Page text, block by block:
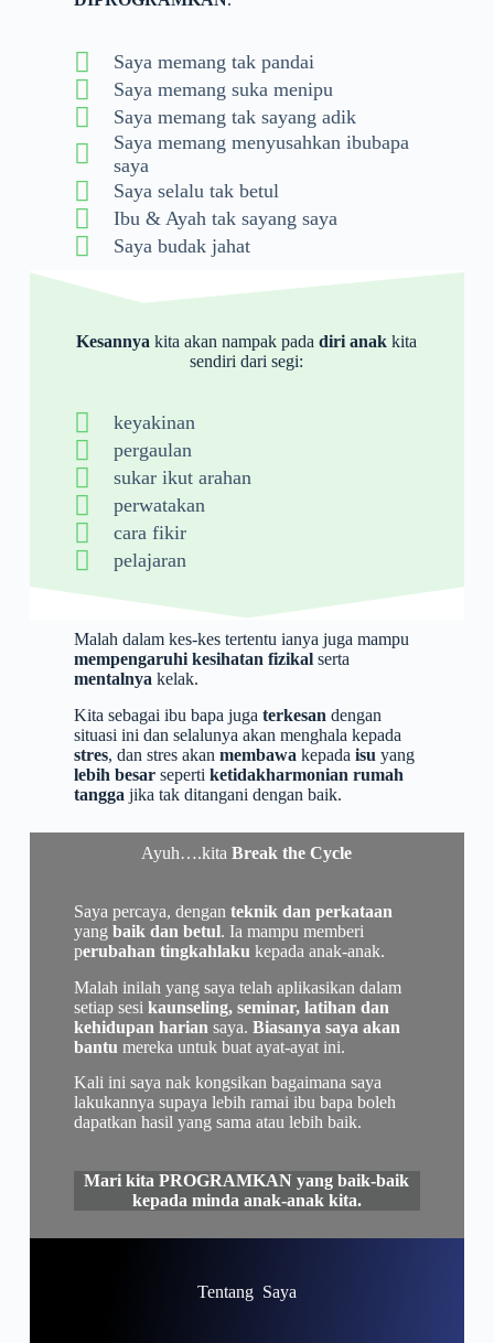
Saya memang tak pandai
Saya memang suka menipu
Saya memang tak sayang adik
Saya memang menyusahkan ibubapa
saya
Saya selalu tak betul
Ibu & Ayah tak sayang saya
Saya budak jahat
Kesannyakita akan nampak pada diri anakkita
sendiri dari segi:
keyakinan
pergaulan
sukar ikut arahan
perwatakan
cara fikir
pelajaran
Malah dalam kes-kes tertentu ianya juga mampu
mempengaruhi kesihatan fizikalserta
mentalnya kelak.
Kita sebagai ibu bapa juga terkesan dengan
situasi ini dan selalunya akan menghala kepada
stres, dan stres akan membawa kepada isu yang
lebih besar seperti ketidakharmonian rumah
tangga jika tak ditangani dengan baik.
Ayuh….kitaBreak the Cycle
Saya percaya, dengan teknik dan perkataan
yang baik dan betul. Ia mampu memberi
perubahan tingkahlaku kepada anak-anak.
Malah inilah yang saya telah aplikasikan dalam
setiap sesi kaunseling, seminar, latihan dan
kehidupan harian saya. Biasanya saya akan
bantu mereka untuk buat ayat-ayat ini.
Kali ini saya nak kongsikan bagaimana saya
lakukannya supaya lebih ramai ibu bapa boleh
dapatkan hasil yang sama atau lebih baik.
Mari kita PROGRAMKAN yang baik-baik
kepada minda anak-anak kita.
Tentang Saya